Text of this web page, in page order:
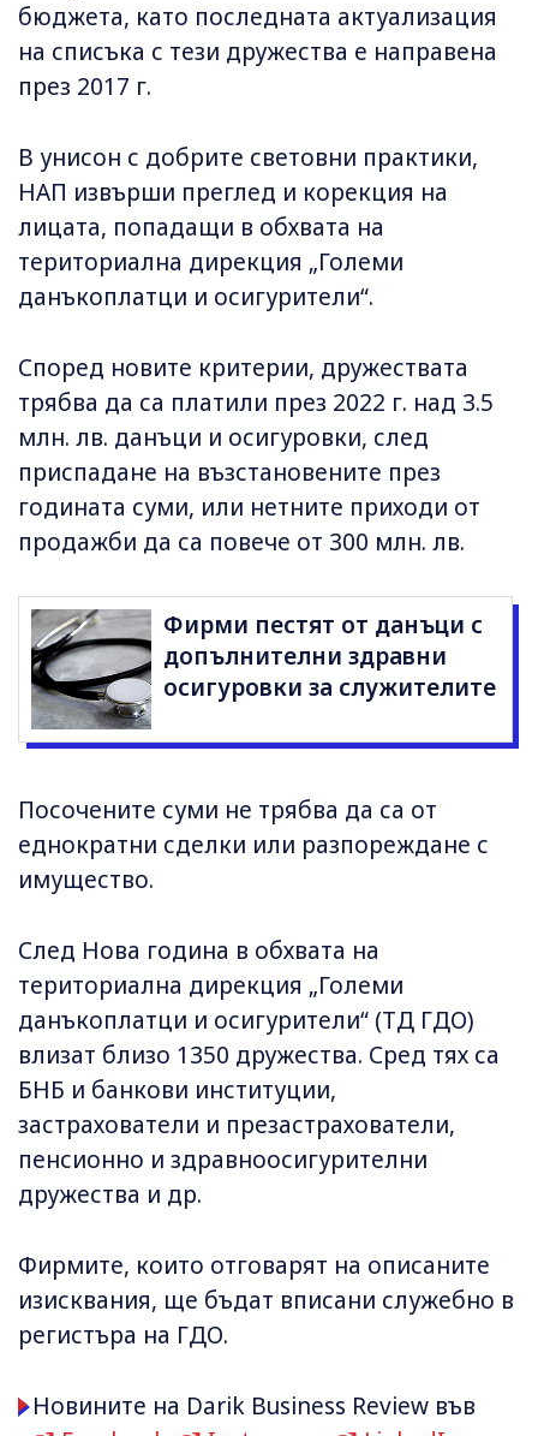
бюджета, като последната актуализация
на списъка с тези дружества е направена
през 2017 г.
В унисон с добрите световни практики,
НАП извърши преглед и корекция на
лицата, попадащи в обхвата на
териториална дирекция „Големи
данъкоплатци и осигурители“.
Според новите критерии, дружествата
трябва да са платили през 2022 г. над 3.5
млн. лв. данъци и осигуровки, след
приспадане на възстановените през
годината суми, или нетните приходи от
продажби да са повече от 300 млн. лв.
Фирми пестят от данъци с
допълнителни здравни
осигуровки за служителите
Посочените суми не трябва да са от
еднократни сделки или разпореждане с
имущество.
След Нова година в обхвата на
териториална дирекция „Големи
данъкоплатци и осигурители“ (ТД ГДО)
влизат близо 1350 дружества. Сред тях са
БНБ и банкови институции,
застрахователи и презастрахователи,
пенсионно и здравноосигурителни
дружества и др.
Фирмите, които отговарят на описаните
изисквания, ще бъдат вписани служебно в
регистъра на ГДО.
Новините на Darik Business Review във